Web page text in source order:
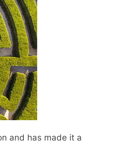
and has made it a